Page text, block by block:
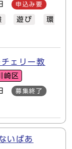
申込み要
遊び 環
ェリー教
崎区
募集終了
いばあ